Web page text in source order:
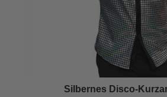
Silbernes Disco-